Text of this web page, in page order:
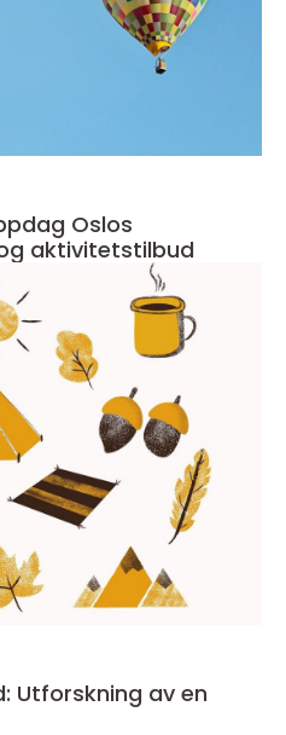
Oslos
aktivitetstilbud
Utforskning av en